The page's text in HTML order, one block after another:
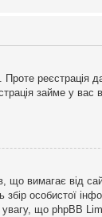
реєстрація
займе у вас
що вимагає від
особистої
що phpBB